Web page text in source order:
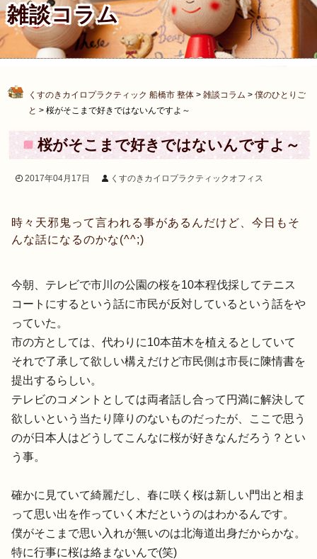
雑談コラム
くすのきカイロプラクティック 船橋市 整体 > 雑談コラム > 僕のひとりご
と > 桜がそこまで好きではないんですよ～
桜がそこまで好きではないんですよ～
2017年04月17日 くすのきカイロプラクティックオフィス
時々天邪鬼って言われる事があるんだけど、 今日もそ
んな話になるのかな(^^;)
今朝、 テレビで市川の公園の桜を10本程伐採してテニス
コートにすると いう話に市民が反対しているという話をや
っていた。
市の方としては、 代わりに10本苗木を植えるとしていて
それで了承して欲しい構え だけど市民側は市長に陳情書を
提出するらしい。
テレビのコメントとしては両者話し合って円満に解決して
欲しいと いう当たり障りのないものだったが、
ここで思う
のが日本人はどうしてこんなに桜が好きなんだろう？ とい
う事。
確かに見ていて綺麗だし、 春に咲く桜は新しい門出と相ま
って思い出を作っていく木だという のはわかるんです。
僕がそこまで思い入れが無いのは北海道出身だからかな。
特に行事に桜は絡まないんで(笑)